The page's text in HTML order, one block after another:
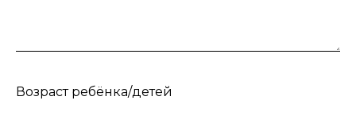
Возраст ребёнка/детей